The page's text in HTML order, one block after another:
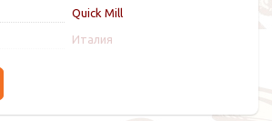
Quick Mill
Италия